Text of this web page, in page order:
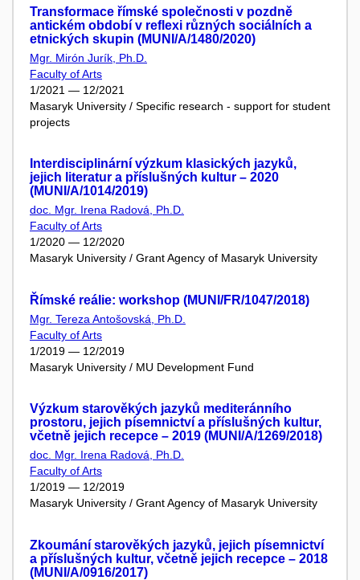
Transformace římské společnosti v pozdně
antickém období v reflexi různých sociálních a
etnických skupin (MUNI/A/1480/2020)
Mgr. Mirón Jurík, Ph.D.
Faculty of Arts
1/2021 — 12/2021
Masaryk University / Specific research - support for student
projects
Interdisciplinární výzkum klasických jazyků,
jejich literatur a příslušných kultur – 2020
(MUNI/A/1014/2019)
doc. Mgr. Irena Radová, Ph.D.
Faculty of Arts
1/2020 — 12/2020
Masaryk University / Grant Agency of Masaryk University
Římské reálie: workshop (MUNI/FR/1047/2018)
Mgr. Tereza Antošovská, Ph.D.
Faculty of Arts
1/2019 — 12/2019
Masaryk University / MU Development Fund
Výzkum starověkých jazyků mediteránního
prostoru, jejich písemnictví a příslušných kultur,
včetně jejich recepce – 2019 (MUNI/A/1269/2018)
doc. Mgr. Irena Radová, Ph.D.
Faculty of Arts
1/2019 — 12/2019
Masaryk University / Grant Agency of Masaryk University
Zkoumání starověkých jazyků, jejich písemnictví
a příslušných kultur, včetně jejich recepce – 2018
(MUNI/A/0916/2017)